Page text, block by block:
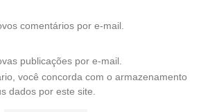
comentários por e-mail.
publicações por e-mail.
você concorda com o armazenamento
dados por este site.